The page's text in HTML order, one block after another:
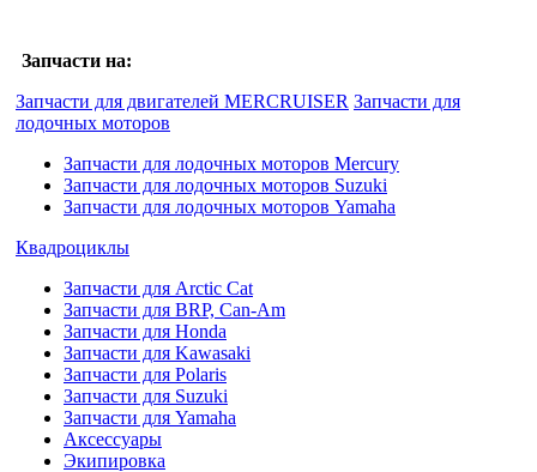
Запчасти на:
Запчасти для двигателей MERCRUISER Запчасти для
лодочных моторов
Запчасти для лодочных моторов Mercury
Запчасти для лодочных моторов Suzuki
Запчасти для лодочных моторов Yamaha
Квадроциклы
Запчасти для Arctic Cat
Запчасти для BRP, Can-Am
Запчасти для Honda
Запчасти для Kawasaki
Запчасти для Polaris
Запчасти для Suzuki
Запчасти для Yamaha
Аксессуары
Экипировка